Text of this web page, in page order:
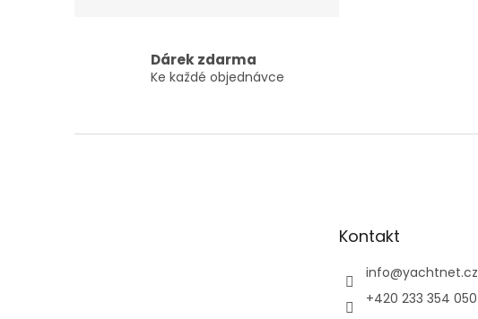
Dárek zdarma
Ke každé objednávce
Kontakt
info@yachtnet.cz
+420 233 354 050